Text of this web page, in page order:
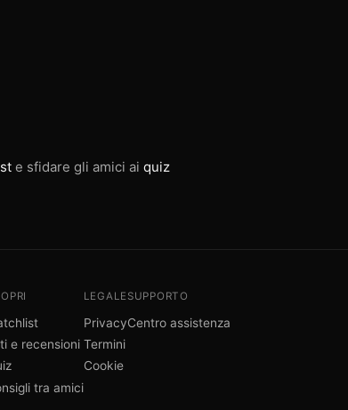
e sfidare gli amici ai quiz
e recensioni
tra amici
LEGALE
Privacy
Termini
Cookie
SUPPORTO
Centro assistenza